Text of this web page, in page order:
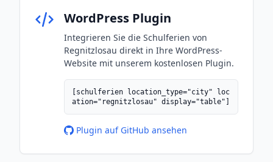
WordPress Plugin
Integrieren Sie die Schulferien von
Regnitzlosau direkt in Ihre WordPress-
Website mit unserem kostenlosen Plugin.
[schulferien location_type="city" loc
ation="regnitzlosau" display="table"]
Plugin auf GitHub ansehen